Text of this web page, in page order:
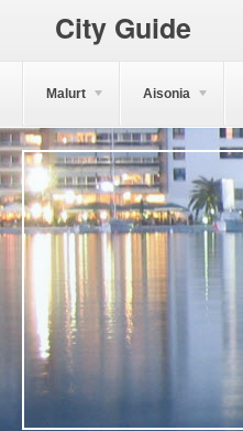
City Guide
Malurt Aisonia